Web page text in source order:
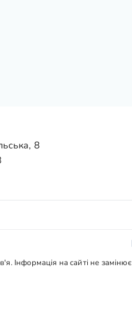
8
|
на сайті не